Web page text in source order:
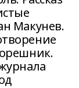
Макунев.